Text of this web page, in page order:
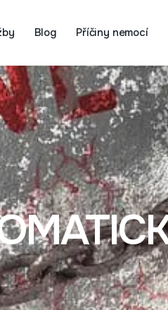
Blog Příčiny nemocí